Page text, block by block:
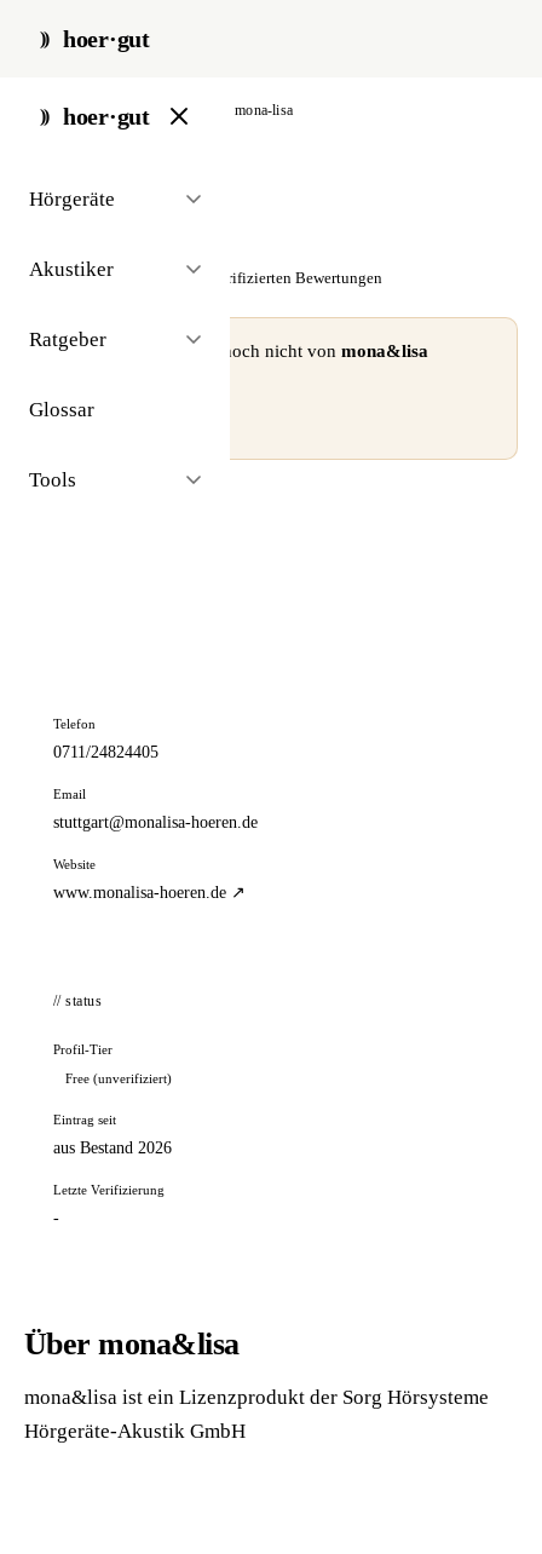
hoer·gut
hoer·gut
Hörgeräte
Akustiker
Ratgeber
Glossar
Tools
start / akustiker / stuttgart mona-lisa
mona&lisa
☆☆☆☆☆ Noch keine verifizierten Bewertungen
⚠ Dieses Profil wurde noch nicht von mona&lisa
Profil beanspruchen →
Telefon
0711/24824405
Email
stuttgart@monalisa-hoeren.de
Website
www.monalisa-hoeren.de ↗
// status
Profil-Tier
Free (unverifiziert)
Eintrag seit
aus Bestand 2026
Letzte Verifizierung
-
Über mona&lisa
mona&lisa ist ein Lizenzprodukt der Sorg Hörsysteme
Hörgeräte-Akustik GmbH